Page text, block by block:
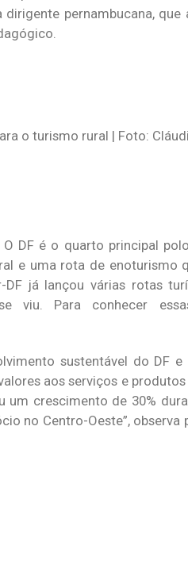
pernambucana,
o turismo rural | Foto:
DF é o quarto principal
e uma rota de enoturismo
DF já lançou várias rotas
Para conhecer
sustentável do DF
aos serviços e
crescimento de 30%
no Centro-Oeste”, observa